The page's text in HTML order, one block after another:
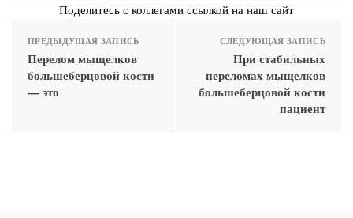
Поделитесь с коллегами ссылкой на наш сайт
ПРЕДЫДУЩАЯ ЗАПИСЬ
Перелом мыщелков
большеберцовой кости
— это
СЛЕДУЮЩАЯ ЗАПИСЬ
При стабильных
переломах мыщелков
большеберцовой кости
пациент